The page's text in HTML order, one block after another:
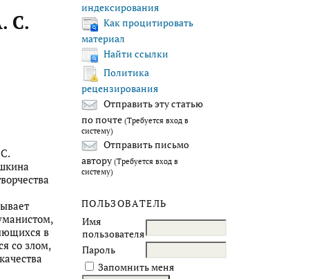
индексирования
Как процитировать
материал
Найти ссылки
Политика
рецензирования
Отправить эту статью
по почте (Требуется вход в
систему)
Отправить письмо
автору (Требуется вход в
систему)
ПОЛЬЗОВАТЕЛЬ
Имя
пользователя
Пароль
Запомнить меня
С.
в
со злом,